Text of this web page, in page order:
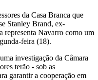
da Casa Branca que
Stanley Brand, ex-
representa Navarro como um
feira (18).
investigação da Câmara
terão - sob as
garantir a cooperação em